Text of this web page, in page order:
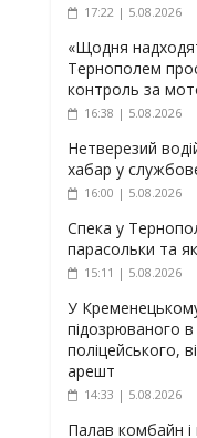
17:22 | 5.08.2026
«Щодня
Тернополем
контроль за
16:38 | 5.08.2026
Нетверезий
хабар у
16:00 | 5.08.2026
Спека у
парасольки та
15:11 | 5.08.2026
У
підозрюваного в
поліцейського,
арешт
14:33 | 5.08.2026
Палав комбайн і